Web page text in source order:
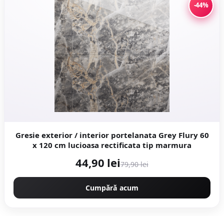
-44%
Gresie exterior / interior portelanata Grey Flury 60
x 120 cm lucioasa rectificata tip marmura
44,90 lei79,90 lei
Cumpără acum